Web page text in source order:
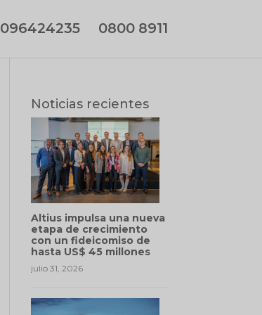
096424235 0800 8911
Noticias recientes
Altius impulsa una nueva
etapa de crecimiento
con un fideicomiso de
hasta US$ 45 millones
julio 31, 2026